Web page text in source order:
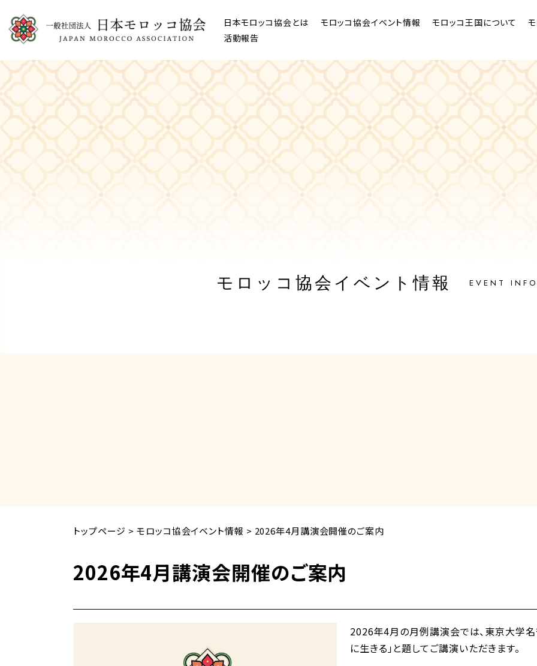
日本モロッコ協会とは モロッコ協会イベント情報 モロッコ王国について
活動報告
モロッコ協会イベント情報 EVENT
トップページ >モロッコ協会イベント情報 > 2026年4月講演会開催のご案内
2026年4月講演会開催のご案内
2026年4月の月例講演会では、東京大学
に生きる」と題してご講演いただきます。